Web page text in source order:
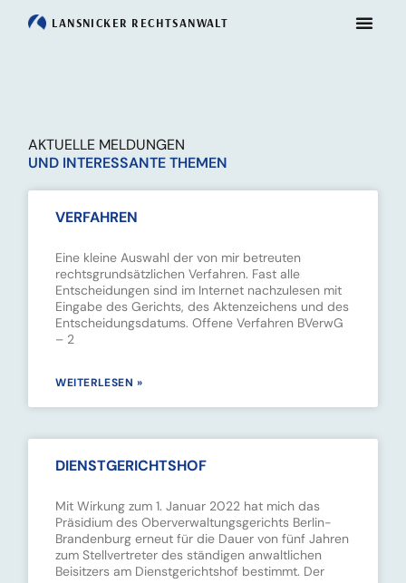
LANSNICKER RECHTSANWALT
AKTUELLE MELDUNGEN
UND INTERESSANTE THEMEN
VERFAHREN
Eine kleine Auswahl der von mir betreuten
rechtsgrundsätzlichen Verfahren. Fast alle
Entscheidungen sind im Internet nachzulesen mit
Eingabe des Gerichts, des Aktenzeichens und des
Entscheidungsdatums. Offene Verfahren BVerwG
– 2
WEITERLESEN »
DIENSTGERICHTSHOF
Mit Wirkung zum 1. Januar 2022 hat mich das
Präsidium des Oberverwaltungsgerichts Berlin-
Brandenburg erneut für die Dauer von fünf Jahren
zum Stellvertreter des ständigen anwaltlichen
Beisitzers am Dienstgerichtshof bestimmt. Der